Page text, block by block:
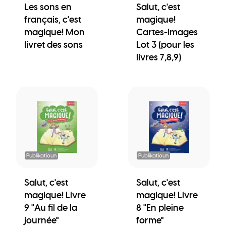
Les sons en
français, c'est
magique! Mon
livret des sons
Salut, c'est
magique!
Cartes-images
Lot 3 (pour les
livres 7,8,9)
Publikatioun
Salut, c'est
magique! Livre
9 "Au fil de la
journée"
Publikatioun
Salut, c'est
magique! Livre
8 "En pleine
forme"